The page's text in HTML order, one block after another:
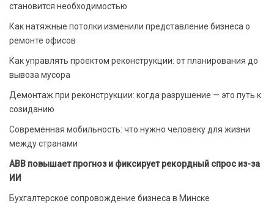
становится необходимостью
Как натяжные потолки изменили представление бизнеса о
ремонте офисов
Как управлять проектом реконструкции: от планирования до
вывоза мусора
Демонтаж при реконструкции: когда разрушение — это путь к
созиданию
Современная мобильность: что нужно человеку для жизни
между странами
ABB повышает прогноз и фиксирует рекордный спрос из-за
ИИ
Бухгалтерское сопровождение бизнеса в Минске